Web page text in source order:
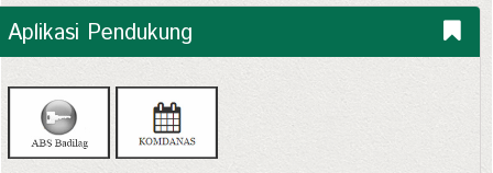
Aplikasi Pendukung